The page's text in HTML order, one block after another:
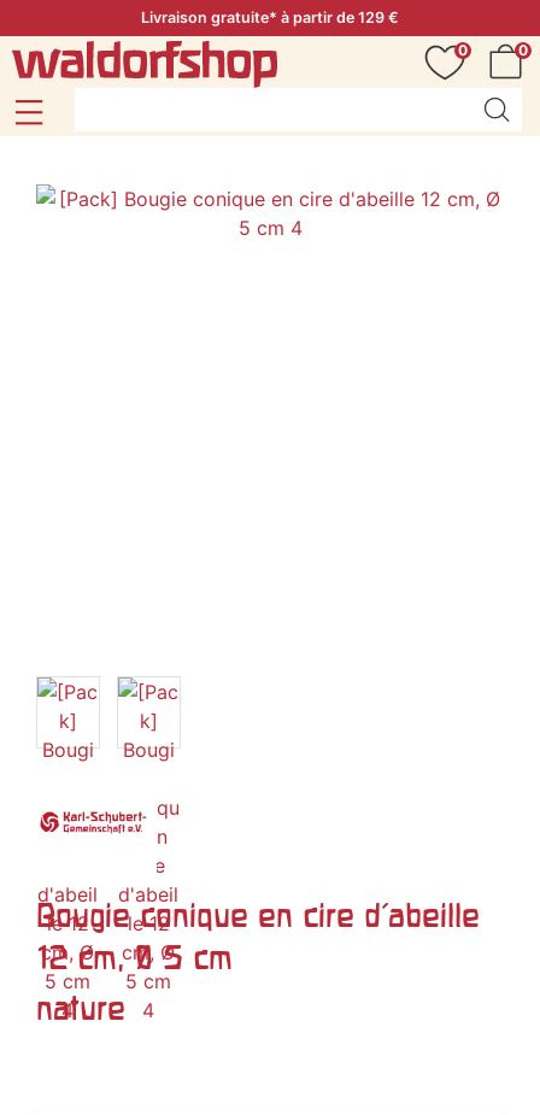
Livraison gratuite* à partir de 129 €
0
0
Bougie conique en cire d'abeille
12 cm, Ø 5 cm
nature